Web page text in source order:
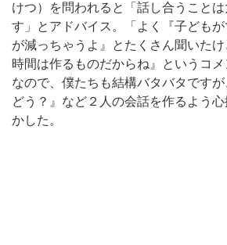
けつ）を問われると「話し合うこと
す」とアドバイス。「よく『子ども
が減っちゃうよ』とたくさん聞いた
時間は作るものだからね』というコメ
なので、僕たちも結構バタバタです
どう？』など２人の会話を作るよう
かした。